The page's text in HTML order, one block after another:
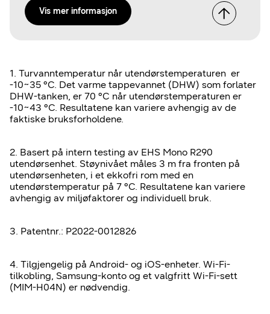
Vis mer informasjon
1. Turvanntemperatur når utendørstemperaturen er
-10~35 °C. Det varme tappevannet (DHW) som forlater
DHW-tanken, er 70 °C når utendørstemperaturen er
-10~43 °C. Resultatene kan variere avhengig av de
faktiske bruksforholdene.
2. Basert på intern testing av EHS Mono R290
utendørsenhet. Støynivået måles 3 m fra fronten på
utendørsenheten, i et ekkofri rom med en
utendørstemperatur på 7 °C. Resultatene kan variere
avhengig av miljøfaktorer og individuell bruk.
3. Patentnr.: P2022-0012826
4. Tilgjengelig på Android- og iOS-enheter. Wi-Fi-
tilkobling, Samsung-konto og et valgfritt Wi-Fi-sett
(MIM-H04N) er nødvendig.